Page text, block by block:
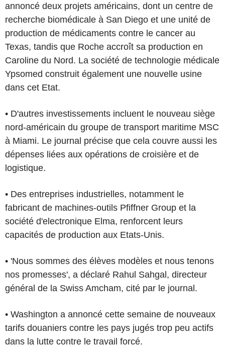
annoncé deux projets américains, dont un centre de
recherche biomédicale à San Diego et une unité de
production de médicaments contre le cancer au
Texas, tandis que Roche accroît sa production en
Caroline du Nord. La société de technologie médicale
Ypsomed construit également une nouvelle usine
dans cet Etat.
• D'autres investissements incluent le nouveau siège
nord-américain du groupe de transport maritime MSC
à Miami. Le journal précise que cela couvre aussi les
dépenses liées aux opérations de croisière et de
logistique.
• Des entreprises industrielles, notamment le
fabricant de machines-outils Pfiffner Group et la
société d'electronique Elma, renforcent leurs
capacités de production aux Etats-Unis.
• 'Nous sommes des élèves modèles et nous tenons
nos promesses', a déclaré Rahul Sahgal, directeur
général de la Swiss Amcham, cité par le journal.
• Washington a annoncé cette semaine de nouveaux
tarifs douaniers contre les pays jugés trop peu actifs
dans la lutte contre le travail forcé.